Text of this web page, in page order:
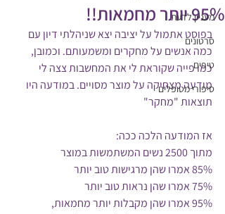
מעניין לדעת
סרטונים
טיפים
סיפורי מטופלים
95% יותר מחמאות!!
בפוסט אתמול על יציבה יצא שניהלתי דיון עם
כמה אנשים על מחקרים ומשמעותם. וכמובן,
כמו פייה שקוראת לי את המחשבות צצה לי
מודעה מצחיקה על מוצר מסויים. במודעה היו
תוצאות "מחקר"
אז המודעה הלכה ככה:
מתוך 2500 נשים המשתמשות במוצר
85% אמרו שהן מרגישות טוב יותר
75% אמרו שהן נראות טוב יותר
95% אמרו שהן מקבלות יותר מחמאות,